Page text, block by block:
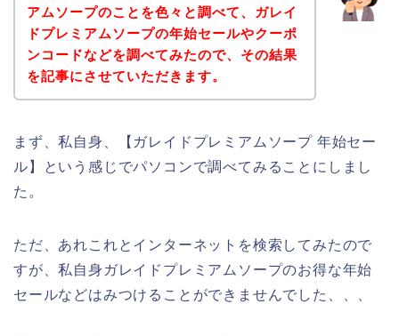
アムソープのことを色々と調べて、ガレイ
ドプレミアムソープの年始セールやクーポ
ンコードなどを調べてみたので、その結果
を記事にさせていただきます。
まず、私自身、【ガレイドプレミアムソープ 年始セー
ル】という感じでパソコンで調べてみることにしまし
た。
ただ、あれこれとインターネットを検索してみたので
すが、私自身ガレイドプレミアムソープのお得な年始
セールなどはみつけることができませんでした、、、